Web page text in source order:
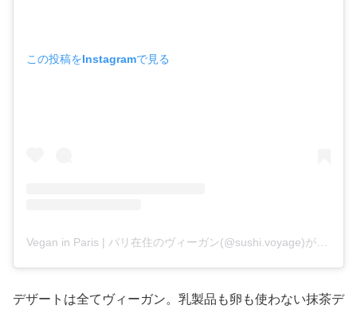
この投稿をInstagramで見る
デザートは全てヴィーガン。乳製品も卵も使わない抹茶デ